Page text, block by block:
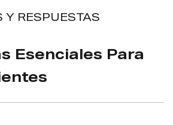
Y RESPUESTAS
Esenciales Para